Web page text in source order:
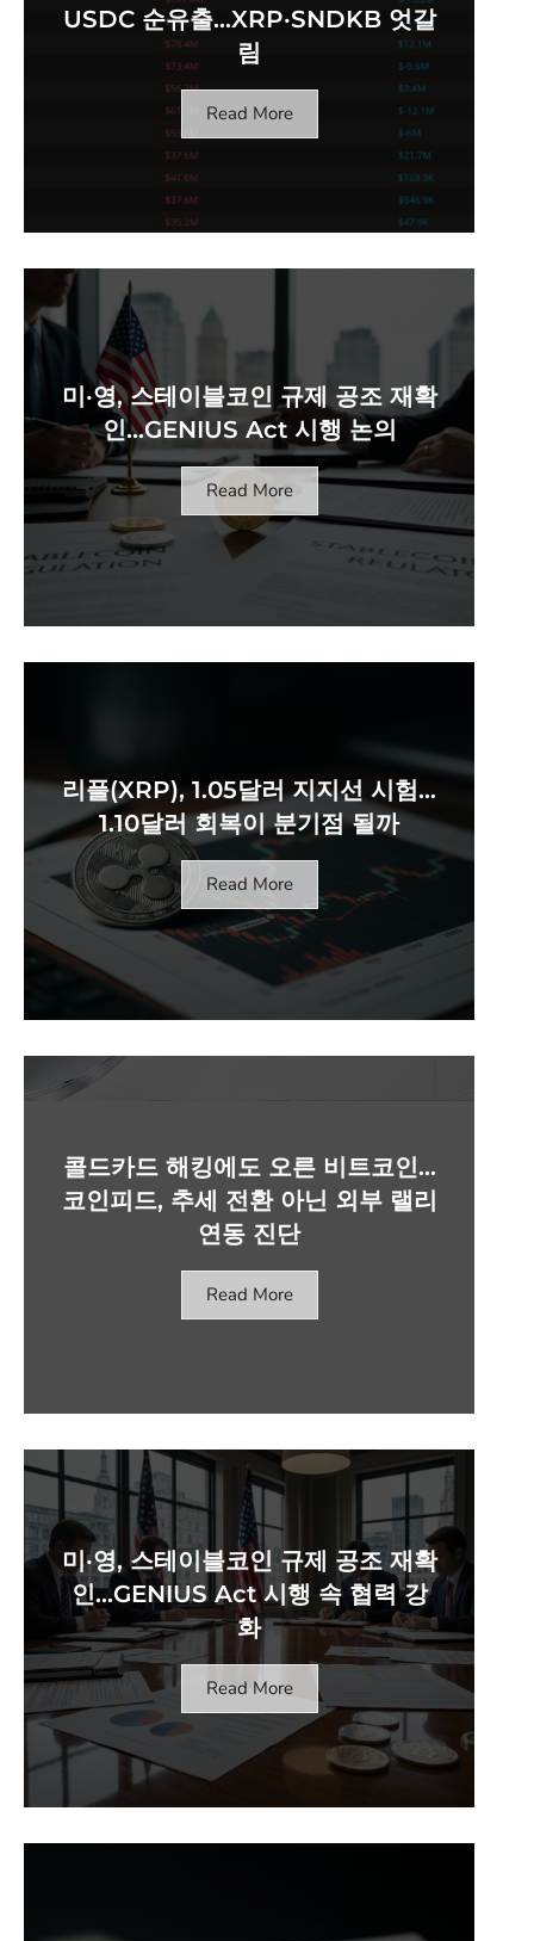
USDC 순유출…XRP·SNDKB 엇갈
림
Read More
미·영, 스테이블코인 규제 공조 재확
인…GENIUS Act 시행 논의
Read More
리플(XRP), 1.05달러 지지선 시험…
1.10달러 회복이 분기점 될까
Read More
콜드카드 해킹에도 오른 비트코인…
코인피드, 추세 전환 아닌 외부 랠리
연동 진단
Read More
미·영, 스테이블코인 규제 공조 재확
인…GENIUS Act 시행 속 협력 강
화
Read More